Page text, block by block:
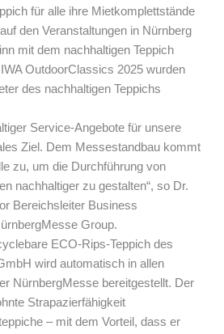
für alle ihre Mietkomplettstände
den Veranstaltungen in Nürnberg
mit dem nachhaltigen Teppich
OutdoorClassics 2025 wurden
des nachhaltigen Teppichs
Service-Angebote für unsere
Ziel. Dem Messestandbau kommt
zu, um die Durchführung von
nachhaltiger zu gestalten“, so Dr.
Bereichsleiter Business
Group.
ECO-Rips-Teppich des
wird automatisch in allen
NürnbergMesse bereitgestellt. Der
Strapazierfähigkeit
– mit dem Vorteil, dass er